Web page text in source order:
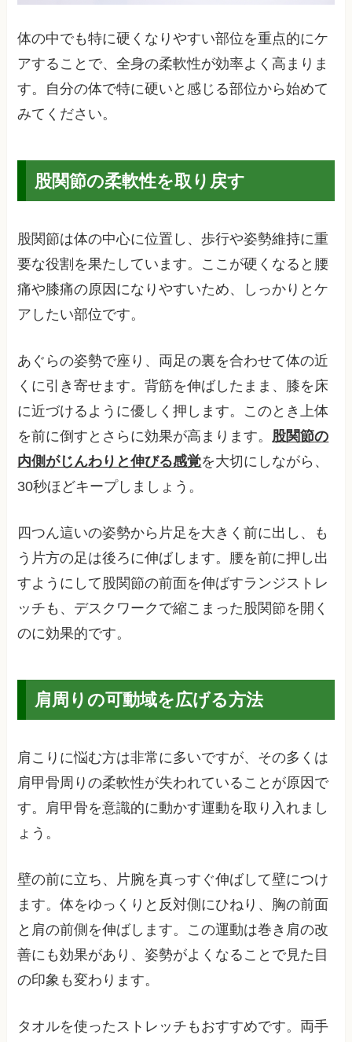
体の中でも特に硬くなりやすい部位を重点的にケ
アすることで、全身の柔軟性が効率よく高まりま
す。自分の体で特に硬いと感じる部位から始めて
みてください。
股関節の柔軟性を取り戻す
股関節は体の中心に位置し、歩行や姿勢維持に重
要な役割を果たしています。ここが硬くなると腰
痛や膝痛の原因になりやすいため、しっかりとケ
アしたい部位です。
あぐらの姿勢で座り、両足の裏を合わせて体の近
くに引き寄せます。背筋を伸ばしたまま、膝を床
に近づけるように優しく押します。このとき上体
を前に倒すとさらに効果が高まります。 股関節の
内側がじんわりと伸びる感覚を大切にしながら、
30秒ほどキープしましょう。
四つん這いの姿勢から片足を大きく前に出し、も
う片方の足は後ろに伸ばします。腰を前に押し出
すようにして股関節の前面を伸ばすランジストレ
ッチも、デスクワークで縮こまった股関節を開く
のに効果的です。
肩周りの可動域を広げる方法
肩こりに悩む方は非常に多いですが、その多くは
肩甲骨周りの柔軟性が失われていることが原因で
す。肩甲骨を意識的に動かす運動を取り入れまし
ょう。
壁の前に立ち、片腕を真っすぐ伸ばして壁につけ
ます。体をゆっくりと反対側にひねり、胸の前面
と肩の前側を伸ばします。この運動は巻き肩の改
善にも効果があり、姿勢がよくなることで見た目
の印象も変わります。
タオルを使ったストレッチもおすすめです。両手